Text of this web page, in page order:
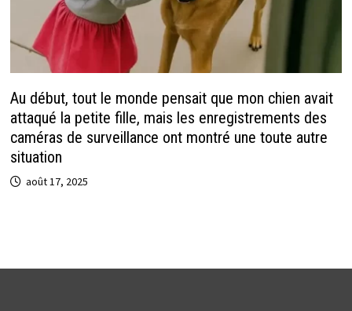
Au début, tout le monde pensait que mon chien avait
attaqué la petite fille, mais les enregistrements des
caméras de surveillance ont montré une toute autre
situation
août 17, 2025